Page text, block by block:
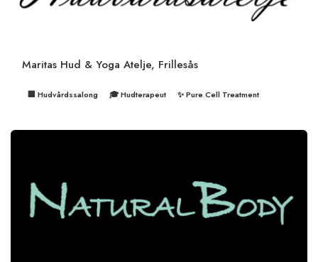
Maritas Hud & Yoga Atelje, Frillesås
🏢 Hudvårdssalong 🎓 Hudterapeut ✨ Pure Cell Treatment